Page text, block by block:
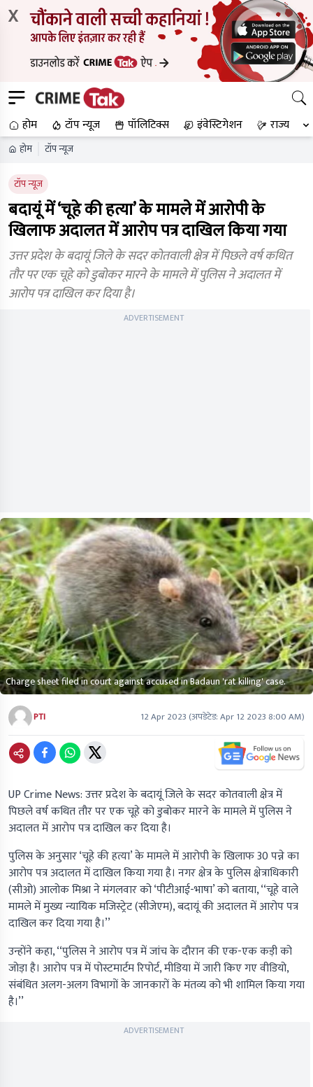
X
होम टॉप न्यूज पॉलिटिक्स इंवेस्टिगेशन राज्य
होम टॉप न्यूज
टॉप न्यूज
बदायूं में ‘चूहे की हत्या’ के मामले में आरोपी के
खिलाफ अदालत में आरोप पत्र दाखिल किया गया
उत्तर प्रदेश के बदायूं जिले के सदर कोतवाली क्षेत्र में पिछले वर्ष कथित
तौर पर एक चूहे को डुबोकर मारने के मामले में पुलिस ने अदालत में
आरोप पत्र दाखिल कर दिया है।
ADVERTISEMENT
Charge sheet filed in court against accused in Badaun 'rat killing' case.
PTI 12 Apr 2023(अपडेटेड:Apr 12 2023 8:00 AM)
UP Crime News:उत्तर प्रदेश के बदायूं जिले के सदर कोतवाली क्षेत्र में
पिछले वर्ष कथित तौर पर एक चूहे को डुबोकर मारने के मामले में पुलिस ने
अदालत में आरोप पत्र दाखिल कर दिया है।
पुलिस के अनुसार ‘चूहे की हत्या’ के मामले में आरोपी के खिलाफ 30 पन्ने का
आरोप पत्र अदालत में दाखिल किया गया है। नगर क्षेत्र के पुलिस क्षेत्राधिकारी
(सीओ) आलोक मिश्रा ने मंगलवार को ‘पीटीआई-भाषा’ को बताया, ‘‘चूहे वाले
मामले में मुख्य न्यायिक मजिस्ट्रेट (सीजेएम), बदायूं की अदालत में आरोप पत्र
दाखिल कर दिया गया है।’’
उन्‍होंने कहा, ‘‘पुलिस ने आरोप पत्र में जांच के दौरान की एक-एक कड़ी को
जोड़ा है। आरोप पत्र में पोस्टमार्टम रिपोर्ट, मीडिया में जारी किए गए वीडियो,
संबंधित अलग-अलग विभागों के जानकारों के मंतव्य को भी शामिल किया गया
है।’’
ADVERTISEMENT